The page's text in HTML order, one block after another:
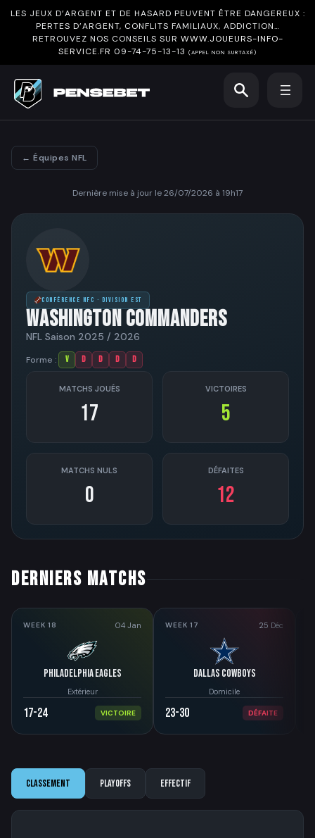
LES JEUX D’ARGENT ET DE HASARD PEUVENT ÊTRE DANGEREUX :
PERTES D’ARGENT, CONFLITS FAMILIAUX, ADDICTION…
RETROUVEZ NOS CONSEILS SUR WWW.JOUEURS-INFO-
SERVICE.FR 09-74-75-13-13 (APPEL NON SURTAXÉ)
← Équipes NFL
Dernière mise à jour le 26/07/2026 à 19h17
CONFÉRENCE NFC · DIVISION EST
WASHINGTON COMMANDERS
NFL Saison 2025 / 2026
Forme : V D D D D
MATCHS JOUÉS
17
VICTOIRES
5
MATCHS NULS
0
DÉFAITES
12
DERNIERS MATCHS
WEEK 18 04 Jan
Philadelphia Eagles
Extérieur
17-24 VICTOIRE
WEEK 17 25 Déc
Dallas Cowboys
Domicile
23-30 DÉFAITE
Classement Playoffs Effectif